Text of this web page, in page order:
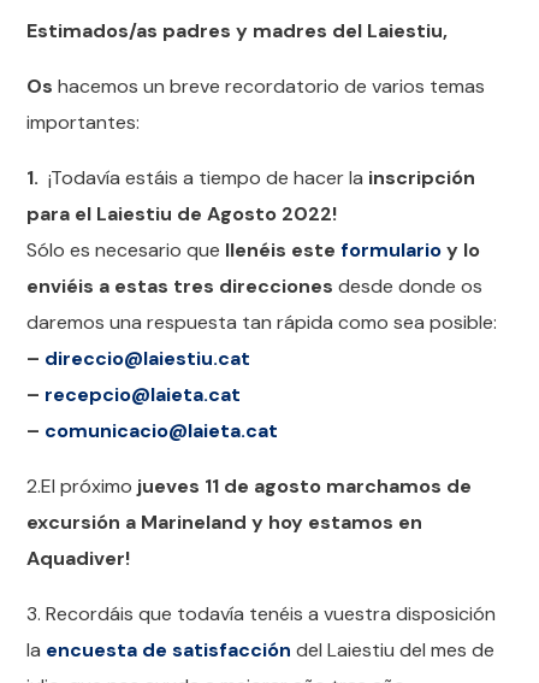
Estimados/as padres y madres del Laiestiu,
Oshacemos un breve recordatorio de varios temas
importantes:
1. ¡Todavía estáis a tiempo de hacer la inscripción
para el Laiestiu de Agosto 2022!
Sólo es necesario que llenéis esteformularioy lo
enviéis a estas tres direccionesdesde donde os
daremos una respuesta tan rápida como sea posible:
– direccio@laiestiu.cat
– recepcio@laieta.cat
– comunicacio@laieta.cat
2.El próximo jueves 11 de agosto marchamos de
excursión a Marineland y hoy estamos en
Aquadiver!
3. Recordáis que todavía tenéis a vuestra disposición
la encuesta de satisfacción del Laiestiu del mes de